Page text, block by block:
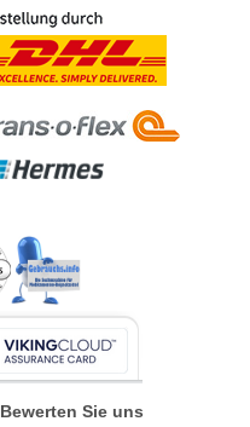
Bewerten Sie uns